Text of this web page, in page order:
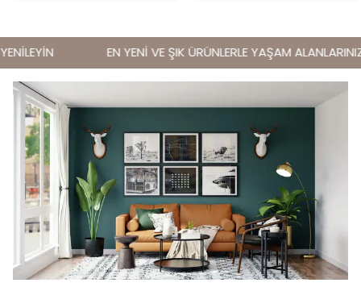
EN YENİ VE ŞIK ÜRÜNLERLE YAŞAM ALANLARINIZI